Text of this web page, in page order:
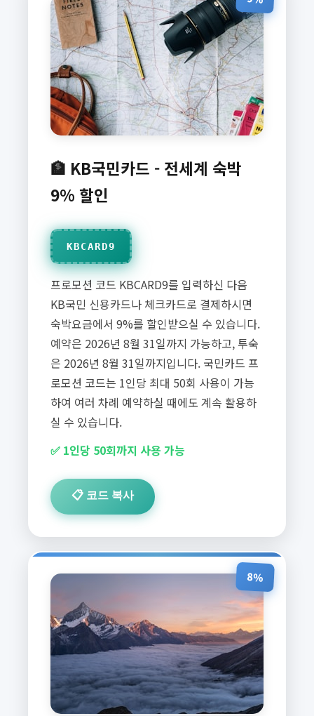
🏦 KB국민카드 - 전세계 숙박
9% 할인
KBCARD9
프로모션 코드 KBCARD9를 입력하신 다음
KB국민 신용카드나 체크카드로 결제하시면
숙박요금에서 9%를 할인받으실 수 있습니다.
예약은 2026년 8월 31일까지 가능하고, 투숙
은 2026년 8월 31일까지입니다. 국민카드 프
로모션 코드는 1인당 최대 50회 사용이 가능
하여 여러 차례 예약하실 때에도 계속 활용하
실 수 있습니다.
✅ 1인당 50회까지 사용 가능
📋 코드 복사
8%